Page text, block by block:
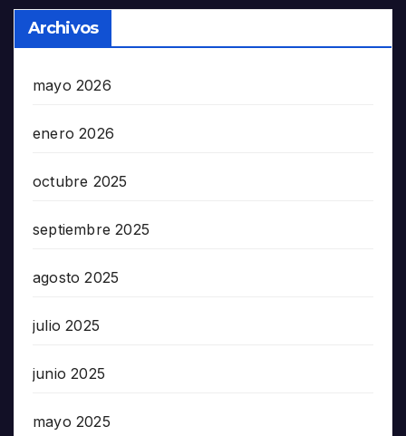
Archivos
mayo 2026
enero 2026
octubre 2025
septiembre 2025
agosto 2025
julio 2025
junio 2025
mayo 2025